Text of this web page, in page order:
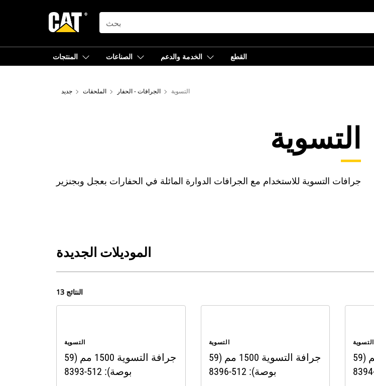
SEARCH
المنتجات الصناعات الخدمة والدعم القطع
جديد الملحقات الجرافات - الحفار التسوية
التسوية
جرافات التسوية للاستخدام مع الجرافات الدوارة المائلة في الحفارات بعجل وبجنزير
الموديلات الجديدة
13 النتائج
التسوية
جرافة التسوية 1500 مم (59
بوصة): 512-8393
التسوية
جرافة التسوية 1500 مم (59
بوصة): 512-8396
التسوية
جرافة التسوية 1500 مم (59